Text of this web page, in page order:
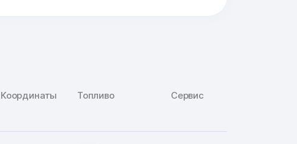
Координаты Топливо Сервис